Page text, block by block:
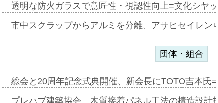
透明な防火ガラスで意匠性・視認性向上=文化シヤ
市中スクラップからアルミを分離、アサヒセイレ
団体・組合
総会と20周年記念式典開催、新会長にTOTO吉本氏
プレハブ建築協会、木質接着パネル工法の構造設